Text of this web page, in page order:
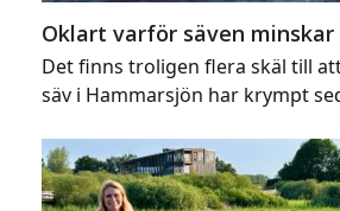
Oklart varför säven
Det finns troligen flera skäl till
säv i Hammarsjön har krympt